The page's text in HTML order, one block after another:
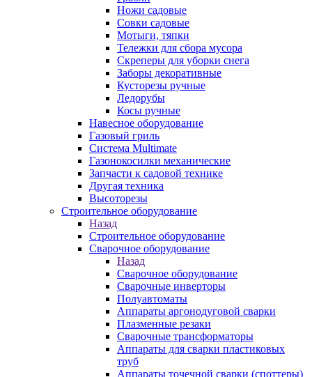
Ножи садовые
Совки садовые
Мотыги, тяпки
Тележки для сбора мусора
Скреперы для уборки снега
Заборы декоративные
Кусторезы ручные
Ледорубы
Косы ручные
Навесное оборудование
Газовый гриль
Система Multimate
Газонокосилки механические
Запчасти к садовой технике
Другая техника
Высоторезы
Строительное оборудование
Назад
Строительное оборудование
Сварочное оборудование
Назад
Сварочное оборудование
Сварочные инверторы
Полуавтоматы
Аппараты аргонодуговой сварки
Плазменные резаки
Сварочные трансформаторы
Аппараты для сварки пластиковых
труб
Аппараты точечной сварки (споттеры)